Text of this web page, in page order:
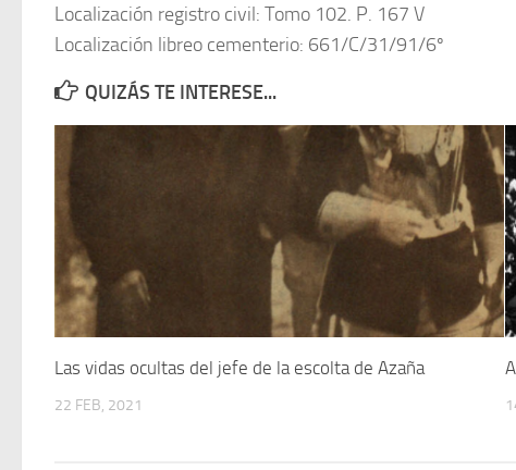
Localización registro civil: Tomo 102. P. 167 V
Localización libreo cementerio: 661/C/31/91/6º
QUIZÁS TE INTERESE...
Las vidas ocultas del jefe de la escolta de Azaña
22 FEB, 2021